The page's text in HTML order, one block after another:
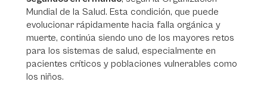
Mundial de la Salud. Esta condición, que puede
evolucionar rápidamente hacia falla orgánica y
muerte, continúa siendo uno de los mayores retos
para los sistemas de salud, especialmente en
pacientes críticos y poblaciones vulnerables como
los niños.